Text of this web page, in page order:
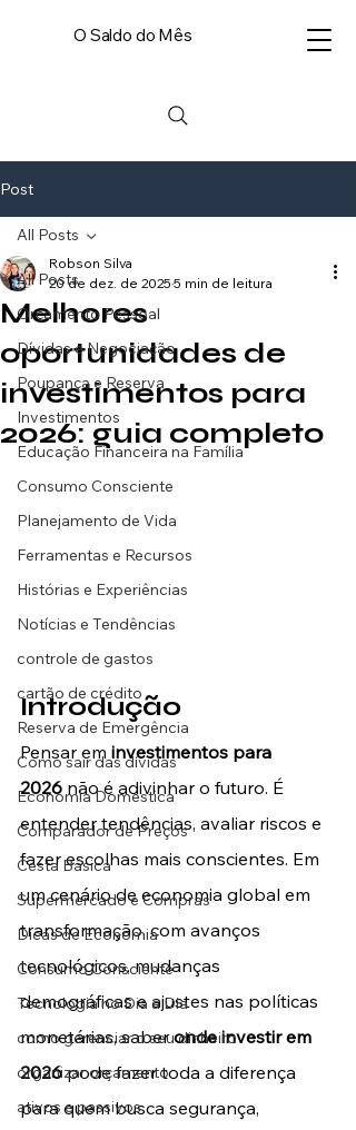
O Saldo do Mês
Post
All Posts
Orçamento Pessoal
Dívidas e Negociação
Poupança e Reserva
Investimentos
Educação Financeira na Família
Consumo Consciente
Planejamento de Vida
Ferramentas e Recursos
Histórias e Experiências
Notícias e Tendências
controle de gastos
cartão de crédito
Reserva de Emergência
Como sair das dívidas
Economia Doméstica
Comparador de Preços
Cesta Básica
Supermercado e Compras
Dicas de Economia
Consumo Consciente
Tecnologia no Dia a Dia
como gerenciar o seu dinheiro
organizar orçamento
ativos e passivos
All Posts
Melhores
oportunidades de
investimentos para
2026: guia completo
Robson Silva
20 de dez. de 2025 5 min de leitura
Introdução
Pensar em investimentos para
2026 não é adivinhar o futuro. É
entender tendências, avaliar riscos e
fazer escolhas mais conscientes. Em
um cenário de economia global em
transformação, com avanços
tecnológicos, mudanças
demográficas e ajustes nas políticas
monetárias, saber onde investir em
2026 pode fazer toda a diferença
para quem busca segurança,